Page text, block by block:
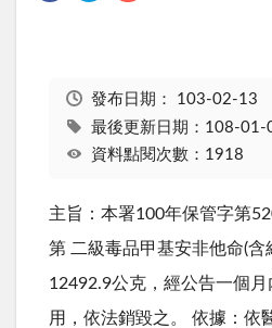
發布日期： 103-02-13
最後更新日期：108-01-
資料點閱次數：1918
主旨：本署100年保管字第
第 二級毒品甲基安非他命(含
12492.9公克，經公告一個
用，依法銷毀之。 依據：依